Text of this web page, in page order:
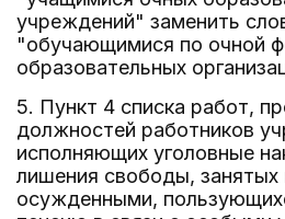
учреждений" заменить
"обучающимися по очной
образовательных
5. Пункт 4 списка работ,
должностей работников
исполняющих уголовные
лишения свободы, занятых
осужденными,